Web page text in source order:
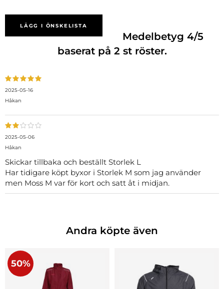
LÄGG I ÖNSKELISTA
Medelbetyg4/5
baserat på 2 st röster.
2025-05-16
Håkan
2025-05-06
Håkan
Skickar tillbaka och beställt Storlek L
Har tidigare köpt byxor i Storlek M som jag använder
men Moss M var för kort och satt åt i midjan.
Andra köpte även
50%